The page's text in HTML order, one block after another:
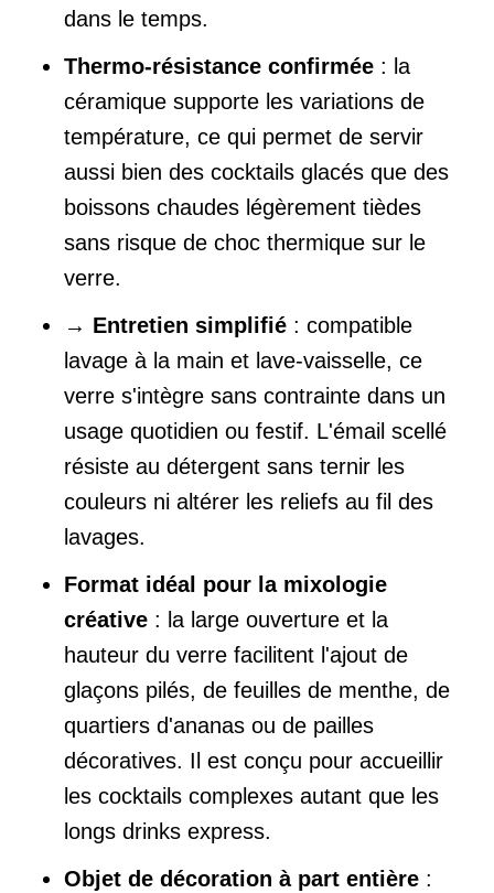
dans le temps.
Thermo-résistance confirmée : la
céramique supporte les variations de
température, ce qui permet de servir
aussi bien des cocktails glacés que des
boissons chaudes légèrement tièdes
sans risque de choc thermique sur le
verre.
→ Entretien simplifié : compatible
lavage à la main et lave-vaisselle, ce
verre s'intègre sans contrainte dans un
usage quotidien ou festif. L'émail scellé
résiste au détergent sans ternir les
couleurs ni altérer les reliefs au fil des
lavages.
Format idéal pour la mixologie
créative : la large ouverture et la
hauteur du verre facilitent l'ajout de
glaçons pilés, de feuilles de menthe, de
quartiers d'ananas ou de pailles
décoratives. Il est conçu pour accueillir
les cocktails complexes autant que les
longs drinks express.
Objet de décoration à part entière :